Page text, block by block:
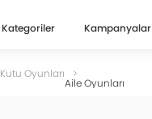
Kategoriler Kampanyalar
Kutu Oyunları
Aile Oyunları